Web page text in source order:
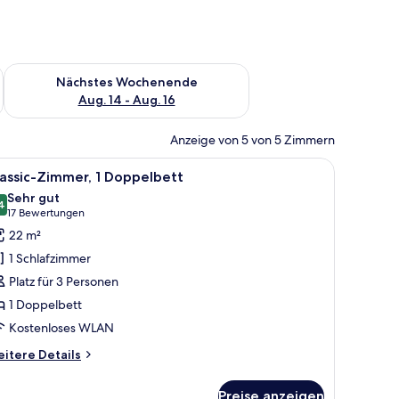
Aug. 7 - Aug. 9.
Nächstes Wochenende
Aug. 14 - Aug. 16
Überprüfe die Verfügbarkeit für nächstes Wochenende, Aug.
Anzeige von 5 von 5 Zimmern
Stuhl, Fernseher und einem großen Fenster mit Vorhängen.
Zimmersafe, Schreibtisch, schallisolierte
5 Zimmer, 1 Doppelbett
von 10
Sehr gut
17 Bewertungen
(17
Bewertungen)
22 m²
1 Schlafzimmer
Platz für 3 Personen
1 Doppelbett
Kostenloses WLAN
Details